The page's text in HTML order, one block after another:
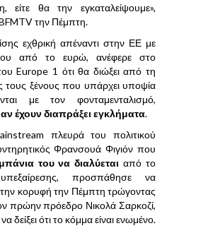
είτε θα την εγκαταλείψουμε»,
την Πέμπτη.
εχθρική απέναντι στην ΕΕ με
από το ευρώ, ανέφερε στο
Europe 1 ότι θα διώξει από τη
τους ξένους που υπάρχει υποψία
με τον φονταμενταλισμό,
έχουν διαπράξει εγκλήματα.
πλευρά του πολιτικού
Φρανσουά Φιγιόν που
του να διαλύεται από το
προσπάθησε να
κορυφή την Πέμπτη τρώγοντας
πρώην πρόεδρο Νικολά Σαρκοζί,
δείξει ότι το κόμμα είναι ενωμένο.